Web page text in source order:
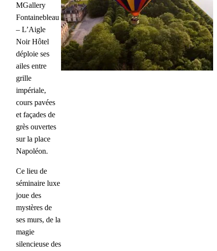
MGallery
Fontainebleau
– L’Aigle
Noir Hôtel
déploie ses
ailes entre
grille
impériale,
cours pavées
et façades de
grès ouvertes
sur la place
Napoléon.
Ce lieu de
séminaire luxe
joue des
mystères de
ses murs, de la
magie
silencieuse des